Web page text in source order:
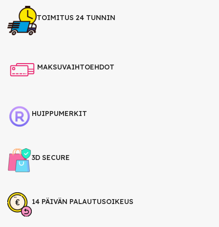
TOIMITUS 24 TUNNIN
MAKSUVAIHTOEHDOT
HUIPPUMERKIT
3D SECURE
14 PÄIVÄN PALAUTUSOIKEUS